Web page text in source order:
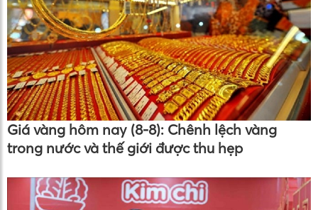
Giá vàng hôm nay (8-8): Chênh lệch vàng
trong nước và thế giới được thu hẹp